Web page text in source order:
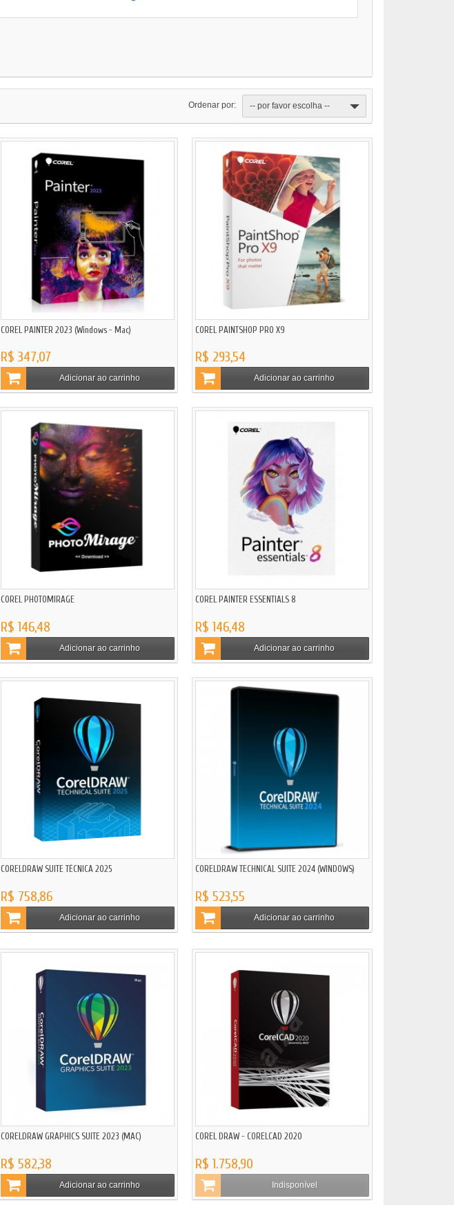
Ordenar por: -- por favor escolha --
COREL PAINTER 2023 (Windows - Mac)
R$ 347,07
Adicionar ao carrinho
COREL PAINTSHOP PRO X9
R$ 293,54
Adicionar ao carrinho
COREL PHOTOMIRAGE
R$ 146,48
Adicionar ao carrinho
COREL PAINTER ESSENTIALS 8
R$ 146,48
Adicionar ao carrinho
CORELDRAW SUITE TÉCNICA 2025
R$ 758,86
Adicionar ao carrinho
CORELDRAW TECHNICAL SUITE 2024 (WINDOWS)
R$ 523,55
Adicionar ao carrinho
CORELDRAW GRAPHICS SUITE 2023 (MAC)
R$ 582,38
Adicionar ao carrinho
COREL DRAW - CORELCAD 2020
R$ 1.758,90
Indisponível